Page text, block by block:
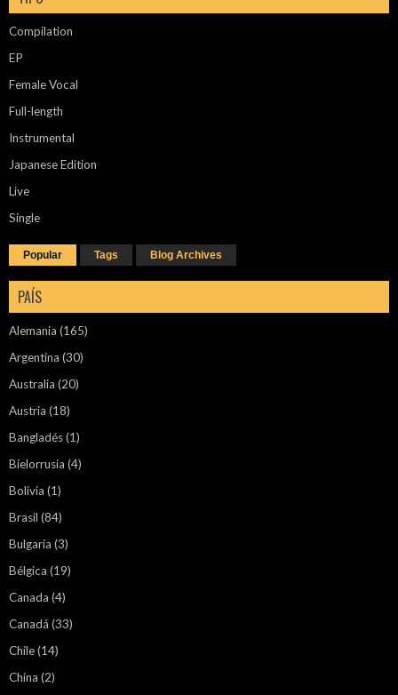
Compilation
EP
Female Vocal
Full-length
Instrumental
Japanese Edition
Live
Single
Popular Tags Blog Archives
PAÍS
Alemania (165)
Argentina (30)
Australia (20)
Austria (18)
Bangladés(1)
Bielorrusia (4)
Bolivia (1)
Brasil (84)
Bulgaria (3)
Bélgica (19)
Canada (4)
Canadá (33)
Chile(14)
China (2)